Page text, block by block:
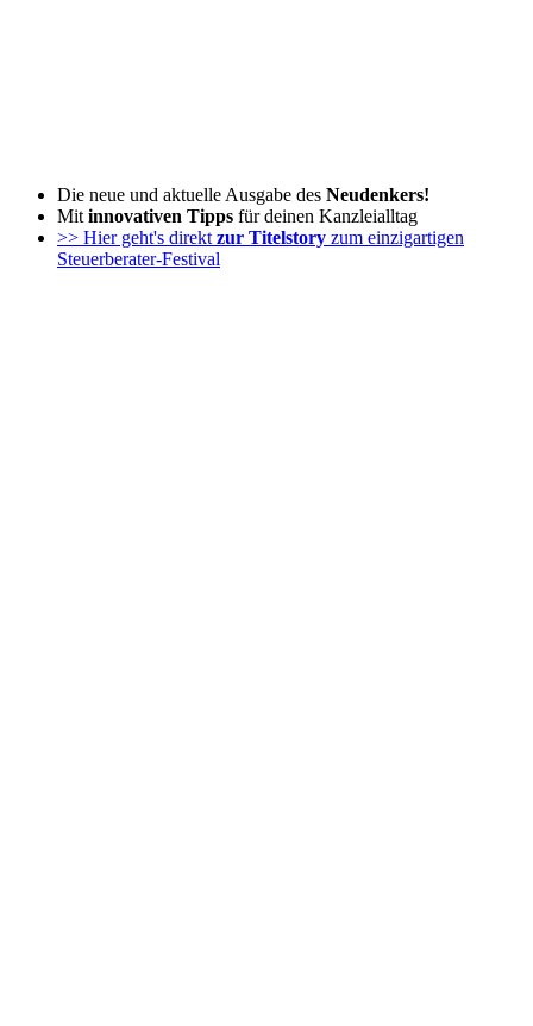
Die neue und aktuelle Ausgabe des Neudenkers!
Mit innovativen Tipps für deinen Kanzleialltag
>> Hier geht's direkt zur Titelstory zum einzigartigen
Steuerberater-Festival